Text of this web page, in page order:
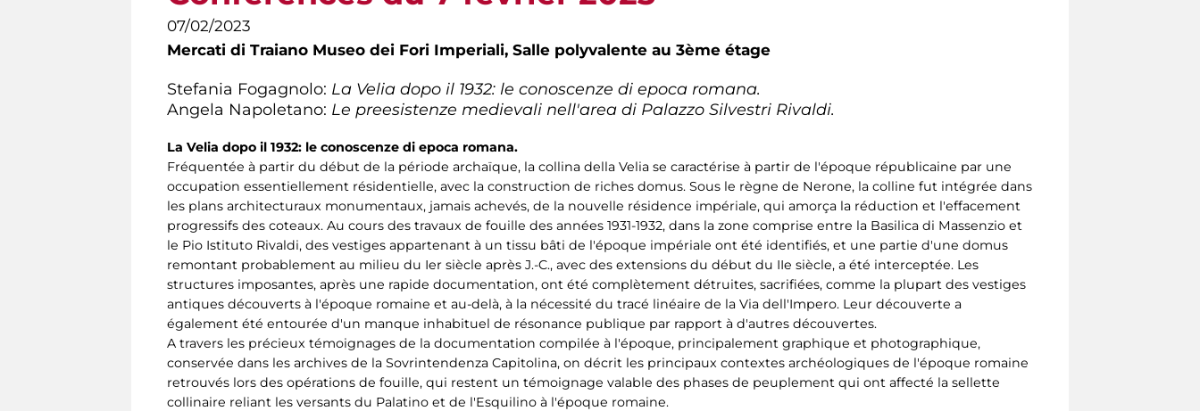
07/02/2023
Mercati di Traiano Museo dei Fori Imperiali, Salle polyvalente au 3ème étage
Stefania Fogagnolo: La Velia dopo il 1932: le conoscenze di epoca romana.
Angela Napoletano: Le preesistenze medievali nell'area di Palazzo Silvestri Rivaldi.
La Velia dopo il 1932: le conoscenze di epoca romana.
Fréquentée à partir du début de la période archaïque, la collina della Velia se caractérise à partir de l'époque républicaine par une
occupation essentiellement résidentielle, avec la construction de riches domus. Sous le règne de Nerone, la colline fut intégrée dans
les plans architecturaux monumentaux, jamais achevés, de la nouvelle résidence impériale, qui amorça la réduction et l'effacement
progressifs des coteaux. Au cours des travaux de fouille des années 1931-1932, dans la zone comprise entre la Basilica di Massenzio et
le Pio Istituto Rivaldi, des vestiges appartenant à un tissu bâti de l'époque impériale ont été identifiés, et une partie d'une domus
remontant probablement au milieu du Ier siècle après J.-C., avec des extensions du début du IIe siècle, a été interceptée. Les
structures imposantes, après une rapide documentation, ont été complètement détruites, sacrifiées, comme la plupart des vestiges
antiques découverts à l'époque romaine et au-delà, à la nécessité du tracé linéaire de la Via dell'Impero. Leur découverte a
également été entourée d'un manque inhabituel de résonance publique par rapport à d'autres découvertes.
A travers les précieux témoignages de la documentation compilée à l'époque, principalement graphique et photographique,
conservée dans les archives de la Sovrintendenza Capitolina, on décrit les principaux contextes archéologiques de l'époque romaine
retrouvés lors des opérations de fouille, qui restent un témoignage valable des phases de peuplement qui ont affecté la sellette
collinaire reliant les versants du Palatino et de l'Esquilino à l'époque romaine.